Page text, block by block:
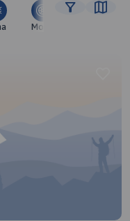
Moto